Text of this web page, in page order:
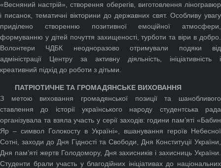
«Весняний настрій», створення оберегів, виготовлення ліногравюр
і писанок, тематичні вікторини до державних свят. Особливу увагу
приділено створенню позитивної емоційної атмосфери,
формуванню у дітей почуття захищеності, турботи та віри в добро.
Волонтери ЧДБК неодноразово отримували подяки від
адміністрації Центру за активну діяльність, ініціативність і
креативний підхід до роботи з дітьми.
ПАТРІОТИЧНЕ ТА ГРОМАДЯНСЬКЕ ВИХОВАННЯ
З метою виховання громадянської позиції та шанобливого
ставлення до історії українського народу студентська рада
організувала та взяла участь у серії заходів: години пам’яті «Бабин
Яр – символ Голокосту в Україні», вшанування героїв Небесної
Сотні, заходи до Дня Гідності та Свободи, Дня Конституції України,
Дня пам’яті жертв Голодомору, Дня захисників і захисниць України.
Студенти брали участь у благодійних ініціативах до національних